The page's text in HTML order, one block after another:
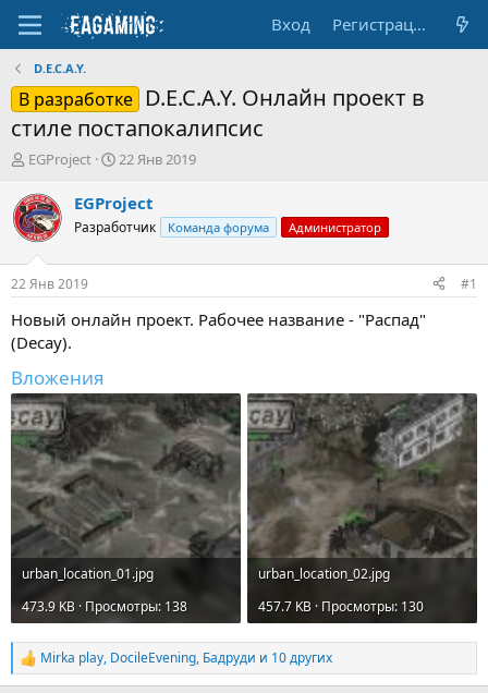
Вход Регистрация
D.E.C.A.Y.
В разработке
D.E.C.A.Y. Онлайн проект в
стиле постапокалипсис
А
т
о
р
т
е
м
ы
EGProject
Д
т
а
н
а
л
22 Янв 2019
EGProject
Разработчик Команда форума Администратор
22 Янв 2019 #1
Новый онлайн проект. Рабочее название - "Распад"
(Decay).
Вложения
urban_location_01.jpg
473.9 KB · Просмотры: 138
urban_location_02.jpg
457.7 KB · Просмотры: 130
Р
е
Mirka play, DocileEvening, Бадруди и 10 других